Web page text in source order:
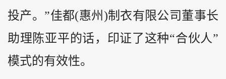
投产。”佳都(惠州)制衣有限公司董事长
助理陈亚平的话，印证了这种“合伙人”
模式的有效性。